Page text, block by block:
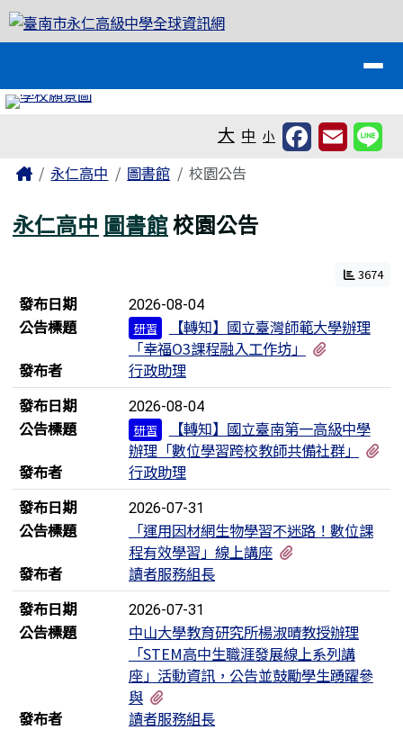
跳至主內容區
臺南市永仁高級中學全球資訊網
大 中 小
主內容區域
Home永仁高中 圖書館 校園公告
永仁高中 圖書館校園公告
3674
新聞列表
發布日期 2026-08-04
公告標題 研習
【轉知】國立臺灣師範大學辦理
「幸福O3課程融入工作坊」
發布者
行政助理
發布日期
2026-08-04
公告標題 研習
【轉知】國立臺南第一高級中學
辦理「數位學習跨校教師共備社群」
發布者
行政助理
發布日期
2026-07-31
公告標題
「運用因材網生物學習不迷路！數位課
程有效學習」線上講座
發布者
讀者服務組長
發布日期
2026-07-31
公告標題
中山大學教育研究所楊淑晴教授辦理
「STEM高中生職涯發展線上系列講
座」活動資訊，公告並鼓勵學生踴躍參
與
發布者
讀者服務組長
頁尾區域